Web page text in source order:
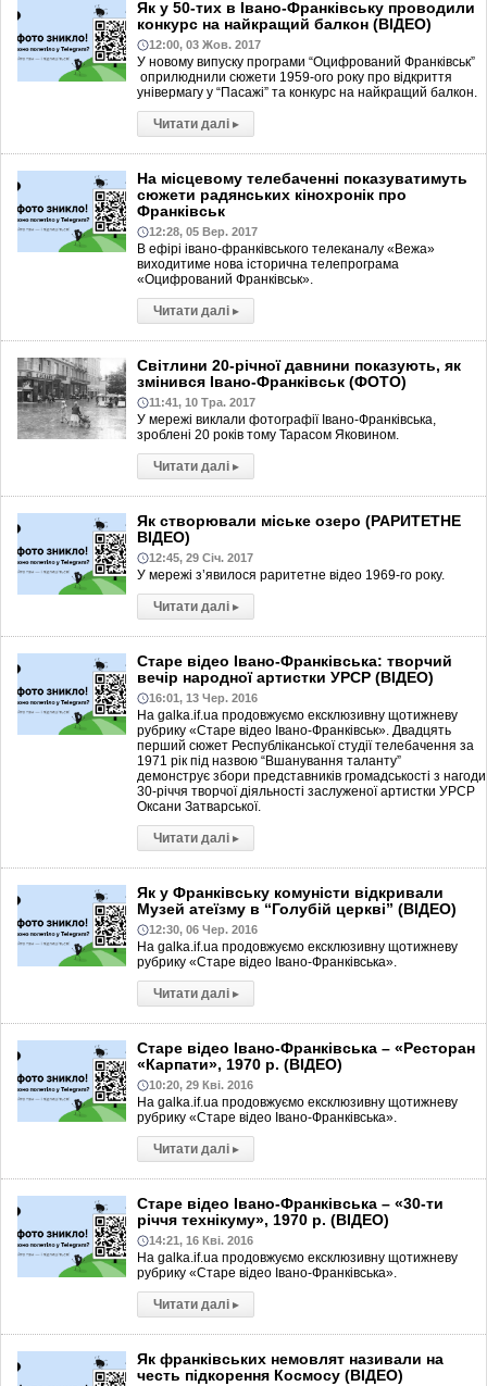
Як у 50-тих в Івано-Франківську проводили
конкурс на найкращий балкон (ВІДЕО)
12:00, 03 Жов. 2017
У новому випуску програми “Оцифрований Франківськ”
оприлюднили сюжети 1959-ого року про відкриття
універмагу у “Пасажі” та конкурс на найкращий балкон.
Читати далі ▸
На місцевому телебаченні показуватимуть
сюжети радянських кінохронік про
Франківськ
12:28, 05 Вер. 2017
В ефірі івано-франківського телеканалу «Вежа»
виходитиме нова історична телепрограма
«Оцифрований Франківськ».
Читати далі ▸
Світлини 20-річної давнини показують, як
змінився Івано-Франківськ (ФОТО)
11:41, 10 Тра. 2017
У мережі виклали фотографії Івано-Франківська,
зроблені 20 років тому Тарасом Яковином.
Читати далі ▸
Як створювали міське озеро (РАРИТЕТНЕ
ВІДЕО)
12:45, 29 Січ. 2017
У мережі з’явилося раритетне відео 1969-го року.
Читати далі ▸
Старе відео Івано-Франківська: творчий
вечір народної артистки УРСР (ВІДЕО)
16:01, 13 Чер. 2016
На galka.if.ua продовжуємо ексклюзивну щотижневу
рубрику «Старе відео Івано-Франківськ». Двадцять
перший сюжет Республіканської студії телебачення за
1971 рік під назвою “Вшанування таланту”
демонструє збори представників громадськості з нагоди
30-річчя творчої діяльності заслуженої артистки УРСР
Оксани Затварської.
Читати далі ▸
Як у Франківську комуністи відкривали
Музей атеїзму в “Голубій церкві” (ВІДЕО)
12:30, 06 Чер. 2016
На galka.if.ua продовжуємо ексклюзивну щотижневу
рубрику «Старе відео Івано-Франківська».
Читати далі ▸
Старе відео Івано-Франківська – «Ресторан
«Карпати», 1970 р. (ВІДЕО)
10:20, 29 Кві. 2016
На galka.if.ua продовжуємо ексклюзивну щотижневу
рубрику «Старе відео Івано-Франківська».
Читати далі ▸
Старе відео Івано-Франківська – «30-ти
річчя технікуму», 1970 р. (ВІДЕО)
14:21, 16 Кві. 2016
На galka.if.ua продовжуємо ексклюзивну щотижневу
рубрику «Старе відео Івано-Франківська».
Читати далі ▸
Як франківських немовлят називали на
честь підкорення Космосу (ВІДЕО)